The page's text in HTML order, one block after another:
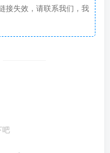
接失效，请联系我们，我
吧